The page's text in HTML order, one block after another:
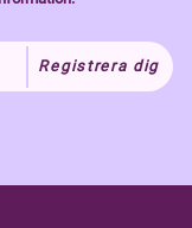
Registrera dig